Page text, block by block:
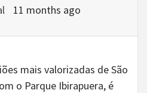
11 months ago
mais valorizadas de São
o Parque Ibirapuera, é